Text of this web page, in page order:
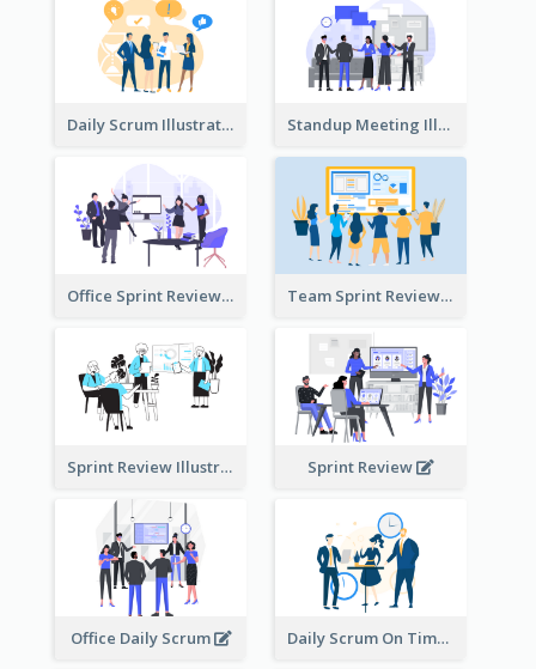
Daily Scrum Illustration Standup Meeting Illustration
Office Sprint Review Team Sprint Review
Sprint Review Illustration Sprint Review
Office Daily Scrum Daily Scrum On Time